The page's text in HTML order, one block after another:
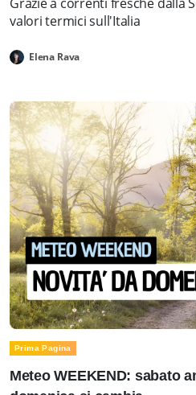
valori termici sull'Italia
Elena Rava
Prima Pagina
Meteo WEEKEND: sabato